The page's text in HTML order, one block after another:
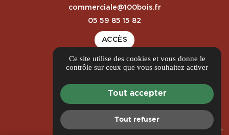
commerciale@100bois.fr
05 59 85 15 82
ACCÈS
Mentions légales
Politique de confidentialité
Gestion des cookies
Ce site utilise des cookies et vous donne le
contrôle sur ceux que vous souhaitez activer
Tout accepter
Tout refuser